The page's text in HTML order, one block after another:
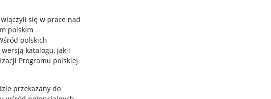
się w prace nad
polskim
polskich
katalogu, jak i
Programu polskiej
przekazany do